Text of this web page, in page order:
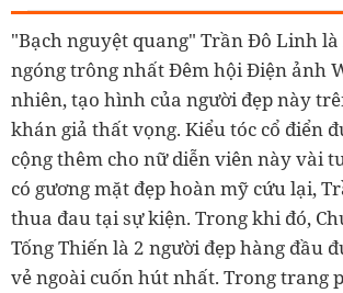
"Bạch nguyệt quang" Trần Đô Linh
ngóng trông nhất Đêm hội Điện ảnh
nhiên, tạo hình của người đẹp này
khán giả thất vọng. Kiểu tóc cổ điển
cộng thêm cho nữ diễn viên này vài
có gương mặt đẹp hoàn mỹ cứu lại,
thua đau tại sự kiện. Trong khi đó,
Tống Thiến là 2 người đẹp hàng đầu
vẻ ngoài cuốn hút nhất. Trong trang